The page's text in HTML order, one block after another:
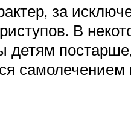
за
В
детям
самолечением